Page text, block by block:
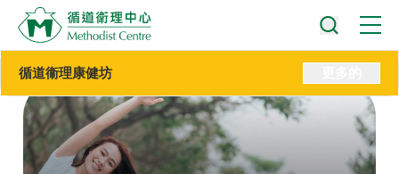
循道衞理康健坊